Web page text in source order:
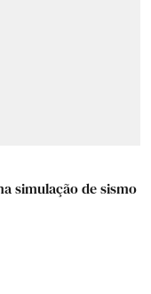
simulação de sismo